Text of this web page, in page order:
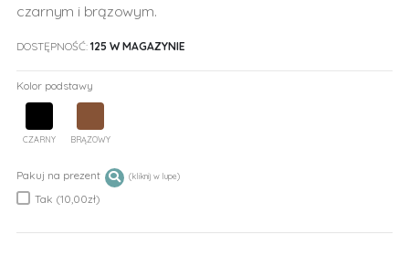
czarnym i brązowym.
DOSTĘPNOŚĆ: 125 W MAGAZYNIE
Kolor podstawy
CZARNY BRĄZOWY
Pakuj na prezent
Tak (10,00zł)